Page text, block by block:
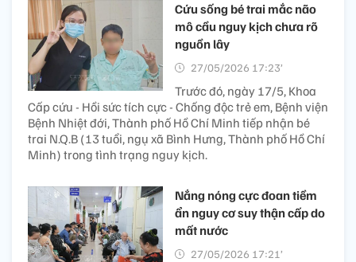
Cứu sống bé trai mắc não
mô cầu nguy kịch chưa rõ
nguồn lây
27/05/2026 17:23’
Trước đó, ngày 17/5, Khoa
Cấp cứu - Hồi sức tích cực - Chống độc trẻ em, Bệnh viện
Bệnh Nhiệt đới, Thành phố Hồ Chí Minh tiếp nhận bé
trai N.Q.B (13 tuổi, ngụ xã Bình Hưng, Thành phố Hồ Chí
Minh) trong tình trạng nguy kịch.
Nắng nóng cực đoan tiềm
ẩn nguy cơ suy thận cấp do
mất nước
27/05/2026 17:21’